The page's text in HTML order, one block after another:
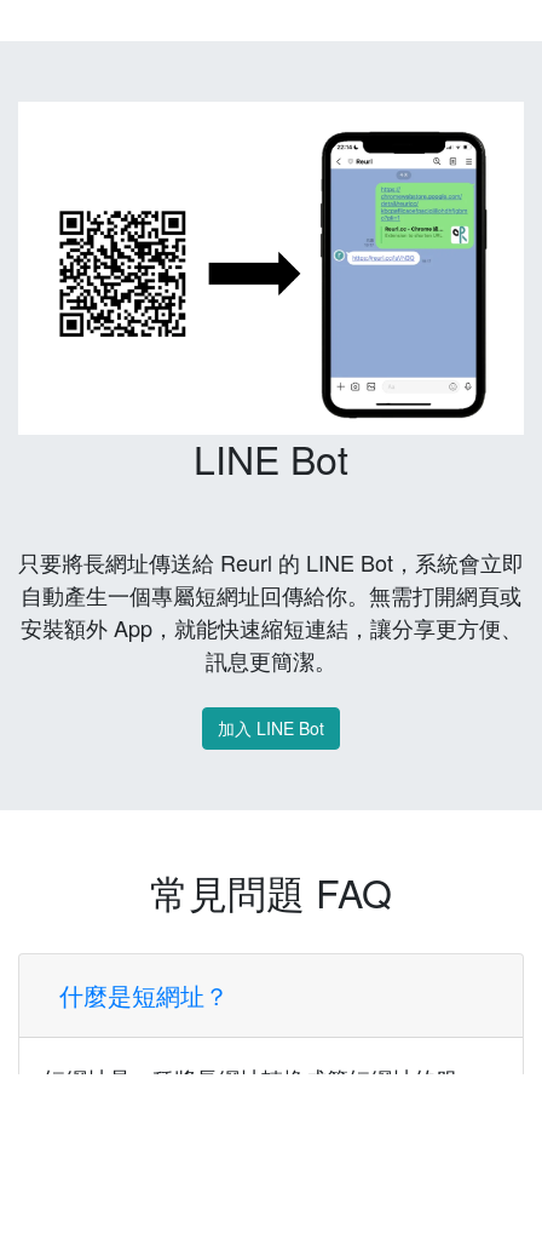
LINE Bot
只要將長網址傳送給 Reurl 的 LINE Bot，系統會立即
自動產生一個專屬短網址回傳給你。無需打開網頁或
安裝額外 App，就能快速縮短連結，讓分享更方便、
訊息更簡潔。
加入 LINE Bot
常見問題 FAQ
什麼是短網址？
短網址是一種將長網址轉換成簡短網址的服